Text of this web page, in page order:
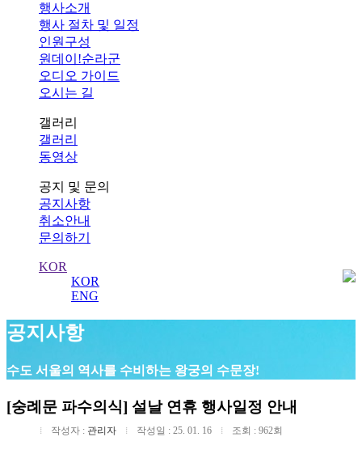
행사소개
행사 절차 및 일정
인원구성
원데이!순라군
오디오 가이드
오시는 길
갤러리
갤러리
동영상
공지 및 문의
공지사항
취소안내
문의하기
KOR
KOR
ENG
공지사항
수도 서울의 역사를 수비하는 왕궁의 수문장!
[숭례문 파수의식] 설날 연휴 행사일정 안내
작성자 : 관리자 작성일 : 25. 01. 16 조회 : 962회